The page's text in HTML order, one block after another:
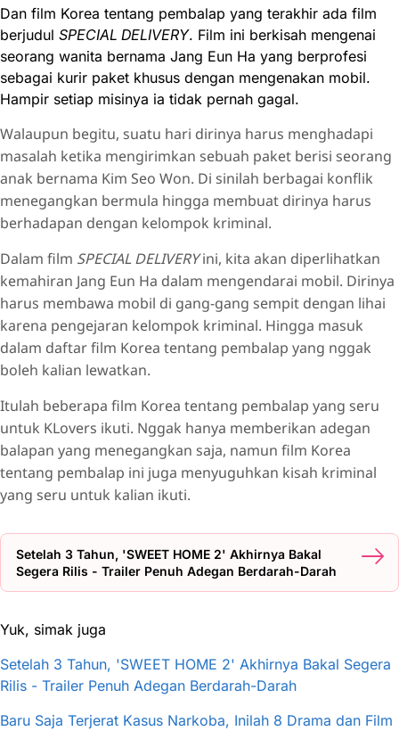
Dan film Korea tentang pembalap yang terakhir ada film
berjudul SPECIAL DELIVERY. Film ini berkisah mengenai
seorang wanita bernama Jang Eun Ha yang berprofesi
sebagai kurir paket khusus dengan mengenakan mobil.
Hampir setiap misinya ia tidak pernah gagal.
Walaupun begitu, suatu hari dirinya harus menghadapi
masalah ketika mengirimkan sebuah paket berisi seorang
anak bernama Kim Seo Won. Di sinilah berbagai konflik
menegangkan bermula hingga membuat dirinya harus
berhadapan dengan kelompok kriminal.
Dalam film SPECIAL DELIVERYini, kita akan diperlihatkan
kemahiran Jang Eun Ha dalam mengendarai mobil. Dirinya
harus membawa mobil di gang-gang sempit dengan lihai
karena pengejaran kelompok kriminal. Hingga masuk
dalam daftar film Korea tentang pembalap yang nggak
boleh kalian lewatkan.
Itulah beberapa film Korea tentang pembalap yang seru
untuk KLovers ikuti. Nggak hanya memberikan adegan
balapan yang menegangkan saja, namun film Korea
tentang pembalap ini juga menyuguhkan kisah kriminal
yang seru untuk kalian ikuti.
Setelah 3 Tahun, 'SWEET HOME 2' Akhirnya Bakal
Segera Rilis - Trailer Penuh Adegan Berdarah-Darah
Yuk, simak juga
Setelah 3 Tahun, 'SWEET HOME 2' Akhirnya Bakal Segera
Rilis - Trailer Penuh Adegan Berdarah-Darah
Baru Saja Terjerat Kasus Narkoba, Inilah 8 Drama dan Film